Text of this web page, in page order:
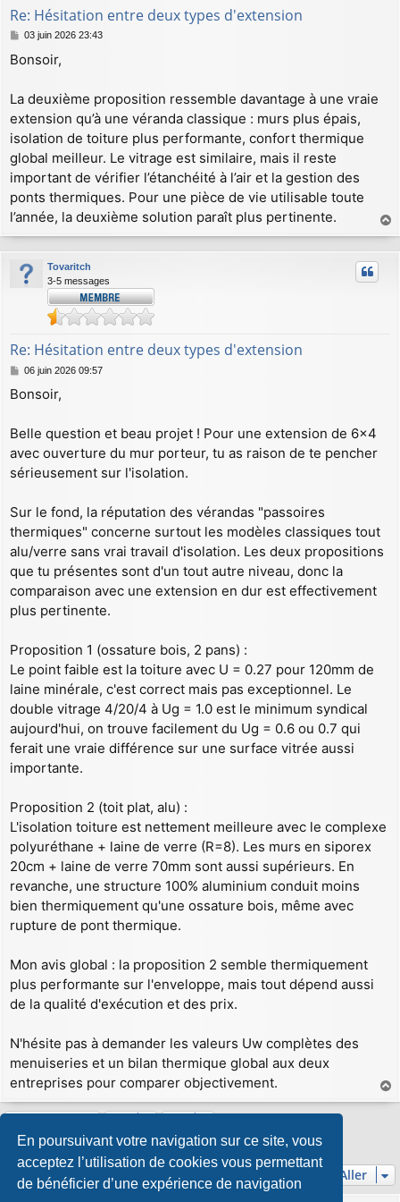
En poursuivant votre navigation sur ce site, vous
acceptez l’utilisation de cookies vous permettant
de bénéficier d’une expérience de navigation
Re: Hésitation entre deux types d'extension
M
s
g
e
03 juin 2026 23:43
Bonsoir,
La deuxième proposition ressemble davantage à une vraie
extension qu’à une véranda classique : murs plus épais,
isolation de toiture plus performante, confort thermique
global meilleur. Le vitrage est similaire, mais il reste
important de vérifier l’étanchéité à l’air et la gestion des
ponts thermiques. Pour une pièce de vie utilisable toute
l’année, la deuxième solution paraît plus pertinente.
a
u
Tovaritch
3-5 messages
Re: Hésitation entre deux types d'extension
M
s
g
e
06 juin 2026 09:57
Bonsoir,
Belle question et beau projet ! Pour une extension de 6x4
avec ouverture du mur porteur, tu as raison de te pencher
sérieusement sur l'isolation.
Sur le fond, la réputation des vérandas "passoires
thermiques" concerne surtout les modèles classiques tout
alu/verre sans vrai travail d'isolation. Les deux propositions
que tu présentes sont d'un tout autre niveau, donc la
comparaison avec une extension en dur est effectivement
plus pertinente.
Proposition 1 (ossature bois, 2 pans) :
Le point faible est la toiture avec U = 0.27 pour 120mm de
laine minérale, c'est correct mais pas exceptionnel. Le
double vitrage 4/20/4 à Ug = 1.0 est le minimum syndical
aujourd'hui, on trouve facilement du Ug = 0.6 ou 0.7 qui
ferait une vraie différence sur une surface vitrée aussi
importante.
Proposition 2 (toit plat, alu) :
L'isolation toiture est nettement meilleure avec le complexe
polyuréthane + laine de verre (R=8). Les murs en siporex
20cm + laine de verre 70mm sont aussi supérieurs. En
revanche, une structure 100% aluminium conduit moins
bien thermiquement qu'une ossature bois, même avec
rupture de pont thermique.
Mon avis global : la proposition 2 semble thermiquement
plus performante sur l'enveloppe, mais tout dépend aussi
de la qualité d'exécution et des prix.
N'hésite pas à demander les valeurs Uw complètes des
menuiseries et un bilan thermique global aux deux
entreprises pour comparer objectivement.
a
5 messages • Page1sur1
Aller